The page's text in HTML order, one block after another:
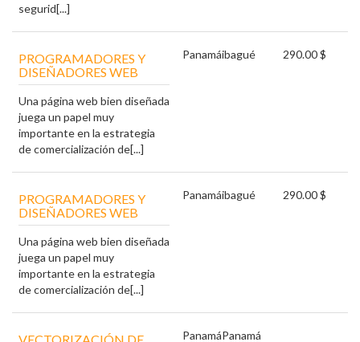
segurid[...]
PROGRAMADORES Y
DISEÑADORES WEB
Una página web bien diseñada
juega un papel muy
importante en la estrategia
de comercialización de[...]
Panamáibagué 290.00 $
PROGRAMADORES Y
DISEÑADORES WEB
Una página web bien diseñada
juega un papel muy
importante en la estrategia
de comercialización de[...]
Panamáibagué 290.00 $
PanamáPanamá